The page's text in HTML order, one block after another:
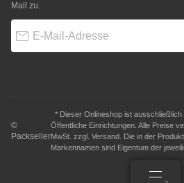
Mail zu.
©
Packseller
* Dieser Onlineshop ist
Öffentliche Einrichtungen. Alle Preise
MwSt. zzgl. Versand . Die in der
Markennamen sind Eigentum der